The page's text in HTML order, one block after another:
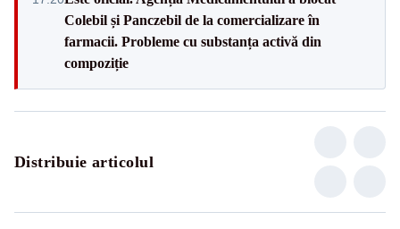
Colebil și Panczebil de la comercializare în
farmacii. Probleme cu substanța activă din
compoziție
Distribuie articolul